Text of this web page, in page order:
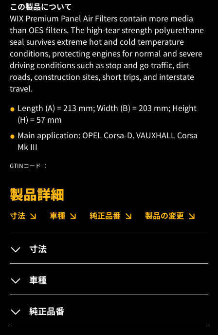
この製品について
WIX Premium Panel Air Filters contain more media
than OES filters. The high-tear strength polyurethane
seal survives extreme hot and cold temperature
conditions, protecting engines for normal and severe
driving conditions such as stop and go traffic, dirt
roads, construction sites, short trips, and interstate
travel.
Length (A) = 213 mm; Width (B) = 203 mm; Height
(H) = 57 mm
Main application: OPEL Corsa-D. VAUXHALL Corsa
Mk III
GTINコード ：
製品詳細
寸法 車種 純正品番 製品の変更
寸法
車種
純正品番